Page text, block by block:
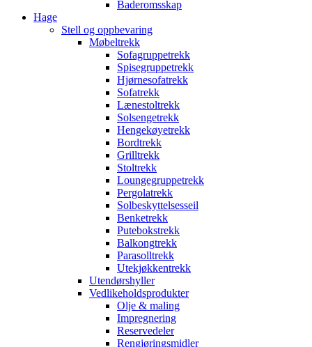
Baderomsskap
Hage
Stell og oppbevaring
Møbeltrekk
Sofagruppetrekk
Spisegruppetrekk
Hjørnesofatrekk
Sofatrekk
Lænestoltrekk
Solsengetrekk
Hengekøyetrekk
Bordtrekk
Grilltrekk
Stoltrekk
Loungegruppetrekk
Pergolatrekk
Solbeskyttelsesseil
Benketrekk
Putebokstrekk
Balkongtrekk
Parasolltrekk
Utekjøkkentrekk
Utendørshyller
Vedlikeholdsprodukter
Olje & maling
Impregnering
Reservedeler
Rengjøringsmidler